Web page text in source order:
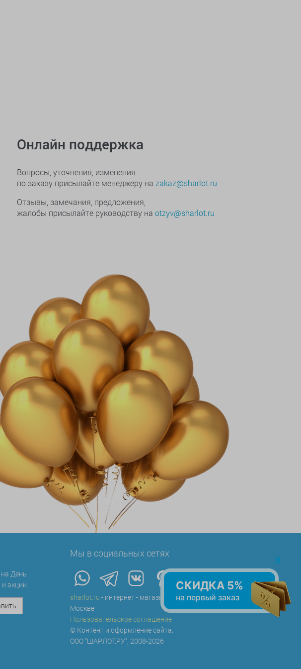
Онлайн поддержка
Вопросы, уточнения, изменения
по заказу присылайте менеджеру на zakaz@sharlot.ru
Отзывы, замечания, предложения,
жалобы присылайте руководству на otzyv@sharlot.ru
День
акции.
Мы в социальных сетях
sharlot.ru - интернет - магазин воздушных шаров в
Москве
Пользовательское соглашение
© Контент и оформление сайта.
ООО "ШАРЛОТ.РУ", 2008-2026
x
СКИДКА 5%
на первый заказ